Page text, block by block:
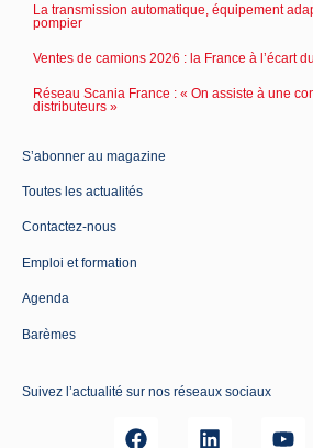
La transmission automatique, équipement
pompier
Ventes de camions 2026 : la France à l’écart
Réseau Scania France : « On assiste à une
distributeurs »
S’abonner au magazine
Toutes les actualités
Contactez-nous
Emploi et formation
Agenda
Barèmes
Suivez l’actualité sur nos réseaux sociaux